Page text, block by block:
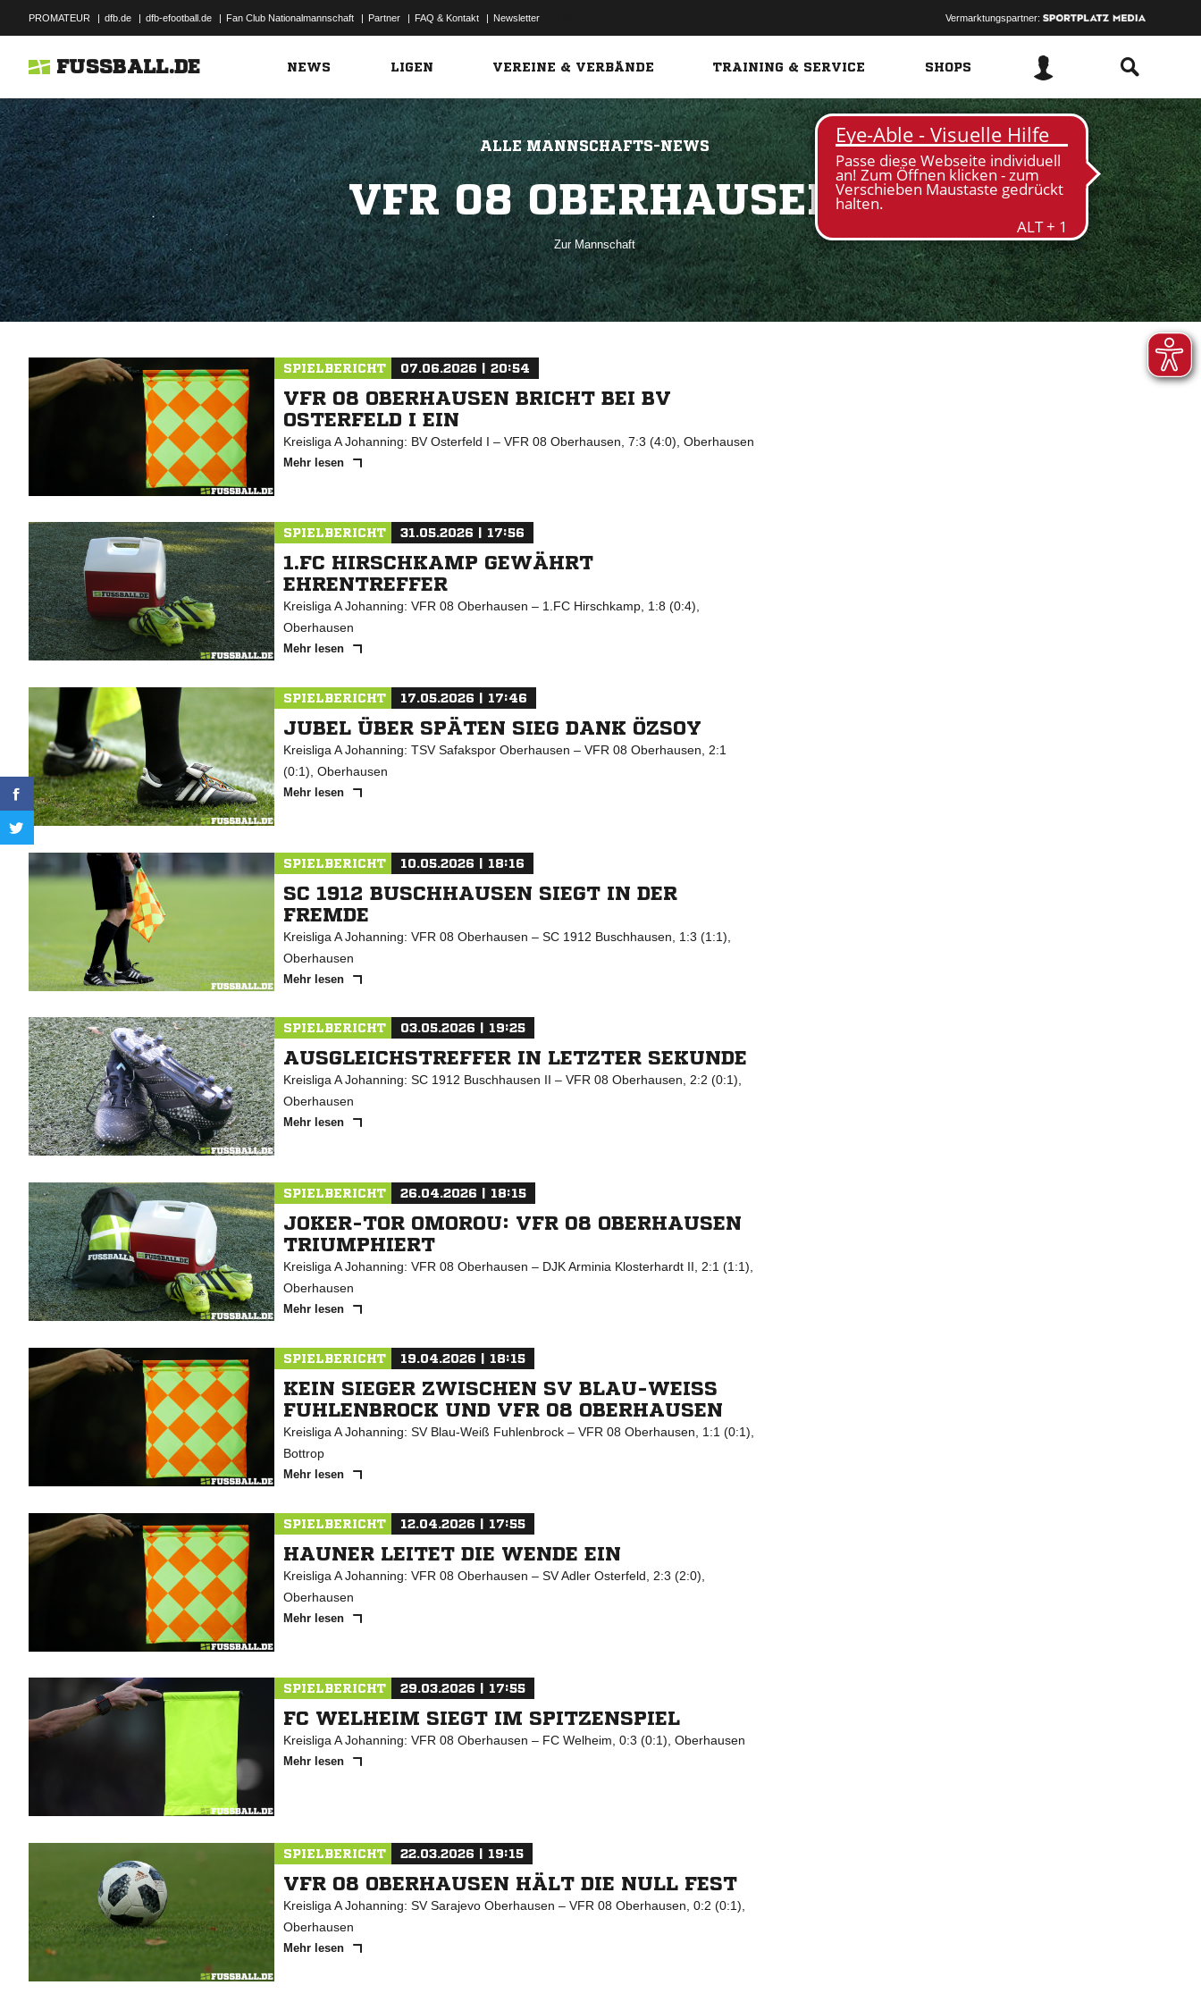
PROMATEUR | dfb.de | dfb-efootball.de | Fan Club Nationalmannschaft | Partner | FAQ & Kontakt | Newsletter Vermarktungspartner:
FUSSBALL.DE NEWS LIGEN VEREINE & VERBÄNDE TRAINING & SERVICE SHOPS
ALLE MANNSCHAFTS-NEWS
VFR 08 OBERHAUSEN
Zur Mannschaft
SPIELBERICHT 07.06.2026 | 20:54
VFR 08 OBERHAUSEN BRICHT BEI BV
OSTERFELD I EIN
Kreisliga A Johanning: BV Osterfeld I – VFR 08 Oberhausen, 7:3 (4:0), Oberhausen
Mehr lesen
SPIELBERICHT 31.05.2026 | 17:56
1.FC HIRSCHKAMP GEWÄHRT
EHRENTREFFER
Kreisliga A Johanning: VFR 08 Oberhausen – 1.FC Hirschkamp, 1:8 (0:4),
Oberhausen
Mehr lesen
SPIELBERICHT 17.05.2026 | 17:46
JUBEL ÜBER SPÄTEN SIEG DANK ÖZSOY
Kreisliga A Johanning: TSV Safakspor Oberhausen – VFR 08 Oberhausen, 2:1
(0:1), Oberhausen
Mehr lesen
SPIELBERICHT 10.05.2026 | 18:16
SC 1912 BUSCHHAUSEN SIEGT IN DER
FREMDE
Kreisliga A Johanning: VFR 08 Oberhausen – SC 1912 Buschhausen, 1:3 (1:1),
Oberhausen
Mehr lesen
SPIELBERICHT 03.05.2026 | 19:25
AUSGLEICHSTREFFER IN LETZTER SEKUNDE
Kreisliga A Johanning: SC 1912 Buschhausen II – VFR 08 Oberhausen, 2:2 (0:1),
Oberhausen
Mehr lesen
SPIELBERICHT 26.04.2026 | 18:15
JOKER-TOR OMOROU: VFR 08 OBERHAUSEN
TRIUMPHIERT
Kreisliga A Johanning: VFR 08 Oberhausen – DJK Arminia Klosterhardt II, 2:1 (1:1),
Oberhausen
Mehr lesen
SPIELBERICHT 19.04.2026 | 18:15
KEIN SIEGER ZWISCHEN SV BLAU-WEISS F
UHLENBROCK UND VFR 08 OBERHAUSEN
Kreisliga A Johanning: SV Blau-Weiß Fuhlenbrock – VFR 08 Oberhausen, 1:1 (0:1),
Bottrop
Mehr lesen
SPIELBERICHT 12.04.2026 | 17:55
HAUNER LEITET DIE WENDE EIN
Kreisliga A Johanning: VFR 08 Oberhausen – SV Adler Osterfeld, 2:3 (2:0),
Oberhausen
Mehr lesen
SPIELBERICHT 29.03.2026 | 17:55
FC WELHEIM SIEGT IM SPITZENSPIEL
Kreisliga A Johanning: VFR 08 Oberhausen – FC Welheim, 0:3 (0:1), Oberhausen
Mehr lesen
SPIELBERICHT 22.03.2026 | 19:15
VFR 08 OBERHAUSEN HÄLT DIE NULL FEST
Kreisliga A Johanning: SV Sarajevo Oberhausen – VFR 08 Oberhausen, 0:2 (0:1),
Oberhausen
Mehr lesen